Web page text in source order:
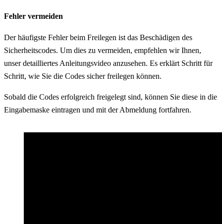
Fehler vermeiden
Der häufigste Fehler beim Freilegen ist das Beschädigen des
Sicherheitscodes. Um dies zu vermeiden, empfehlen wir Ihnen,
unser detailliertes Anleitungsvideo anzusehen. Es erklärt Schritt für
Schritt, wie Sie die Codes sicher freilegen können.
Sobald die Codes erfolgreich freigelegt sind, können Sie diese in die
Eingabemaske eintragen und mit der Abmeldung fortfahren.